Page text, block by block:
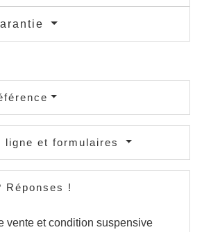
ligne et formulaires
Réponses !
vente et condition suspensive